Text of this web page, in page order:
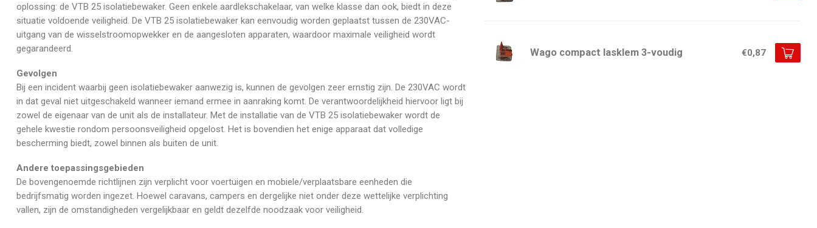
oplossing: de VTB 25 isolatiebewaker. Geen enkele aardlekschakelaar, van welke klasse dan ook, biedt in deze
situatie voldoende veiligheid. De VTB 25 isolatiebewaker kan eenvoudig worden geplaatst tussen de 230VAC-
uitgang van de wisselstroomopwekker en de aangesloten apparaten, waardoor maximale veiligheid wordt
gegarandeerd.
Gevolgen
Bij een incident waarbij geen isolatiebewaker aanwezig is, kunnen de gevolgen zeer ernstig zijn. De 230VAC wordt
in dat geval niet uitgeschakeld wanneer iemand ermee in aanraking komt. De verantwoordelijkheid hiervoor ligt bij
zowel de eigenaar van de unit als de installateur. Met de installatie van de VTB 25 isolatiebewaker wordt de
gehele kwestie rondom persoonsveiligheid opgelost. Het is bovendien het enige apparaat dat volledige
bescherming biedt, zowel binnen als buiten de unit.
Andere toepassingsgebieden
De bovengenoemde richtlijnen zijn verplicht voor voertuigen en mobiele/verplaatsbare eenheden die
bedrijfsmatig worden ingezet. Hoewel caravans, campers en dergelijke niet onder deze wettelijke verplichting
vallen, zijn de omstandigheden vergelijkbaar en geldt dezelfde noodzaak voor veiligheid.
Wago compact lasklem 3-voudig €0,87